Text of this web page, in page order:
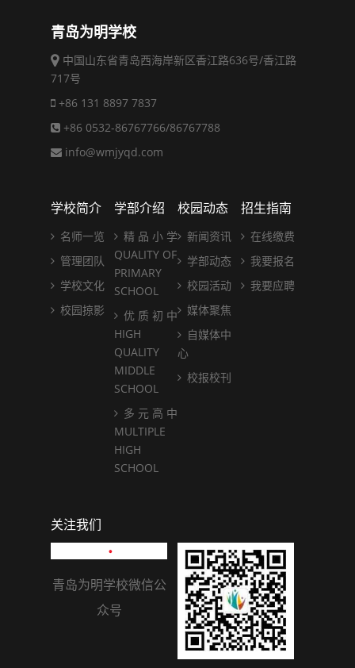
青岛为明学校
中国山东省青岛西海岸新区香江路636号/香江路
717号
+86 131 8897 7837
+86 0532-86767766/86767788
info@wmjyqd.com
学校简介
名师一览
管理团队
学校文化
校园掠影
学部介绍
精 品 小 学
QUALITY OF
PRIMARY
SCHOOL
优 质 初 中
HIGH
QUALITY
MIDDLE
SCHOOL
多 元 高 中
MULTIPLE
HIGH
SCHOOL
校园动态
新闻资讯
学部动态
校园活动
媒体聚焦
自媒体中
心
校报校刊
招生指南
在线缴费
我要报名
我要应聘
关注我们
青岛为明学校微信公
众号